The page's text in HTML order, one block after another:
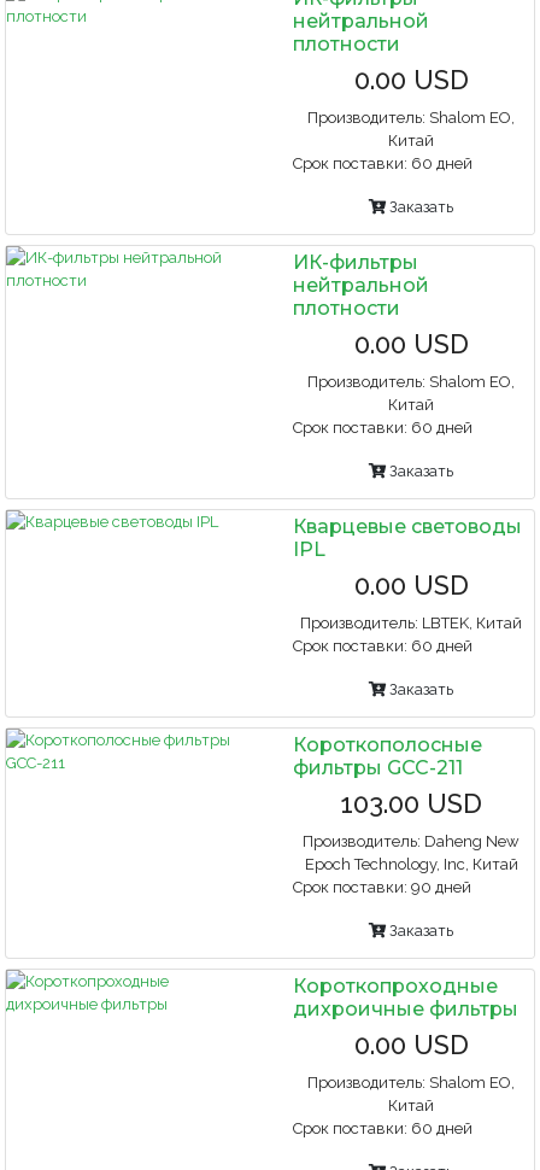
нейтральной
плотности
0.00 USD
Производитель: Shalom EO,
Китай
Срок поставки: 60 дней
Заказать
ИК-фильтры
нейтральной
плотности
0.00 USD
Производитель: Shalom EO,
Китай
Срок поставки: 60 дней
Заказать
Кварцевые световоды
IPL
0.00 USD
Производитель: LBTEK, Китай
Срок поставки: 60 дней
Заказать
Короткополосные
фильтры GCC-211
103.00 USD
Производитель: Daheng New
Epoch Technology, Inc, Китай
Срок поставки: 90 дней
Заказать
Короткопроходные
дихроичные фильтры
0.00 USD
Производитель: Shalom EO,
Китай
Срок поставки: 60 дней